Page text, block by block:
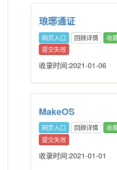
琅琊通证
网页入口 回顾详情
收
提交失效
收录时间:2021-01-06
MakeOS
网页入口 回顾详情
收
提交失效
收录时间:2021-01-01